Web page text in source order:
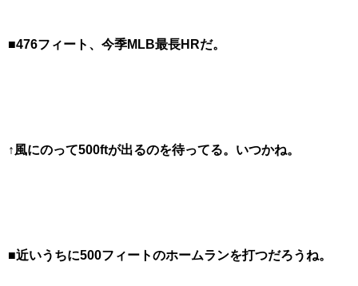
■476フィート、今季MLB最長HRだ。
↑風にのって500ftが出るのを待ってる。いつかね。
■近いうちに500フィートのホームランを打つだろうね。